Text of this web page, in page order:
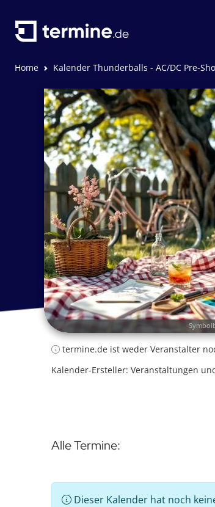
Home Kalender Thunderballs - AC/DC Pre-
termine.de ist weder Veranstalter
Kalender-Ersteller: Veranstaltungen
Alle Termine:
Dieser Kalender hat noch